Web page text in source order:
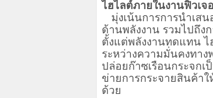
ไฮไลต์ภายในงานฟิวเจอ
มุ่งเน้นการการนำเส
ด้านพลังงาน รวมไปถึง
ตั้งแต่พลังงานทดแทน ไ
ระหว่างความมั่นคงทา
ปล่อยก๊าซเรือนกระจกเ
ข่ายการกระจายสินค้า
ด้วย